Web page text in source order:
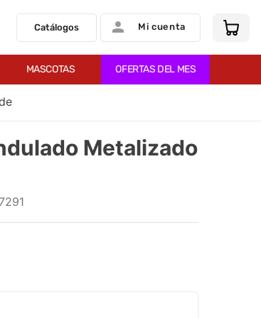
Catálogos Mi cuenta
MASCOTAS OFERTAS DEL MES
Metalizado